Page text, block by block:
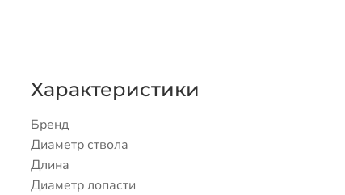
Характеристики
Бренд
Диаметр ствола
Длина
Диаметр лопасти